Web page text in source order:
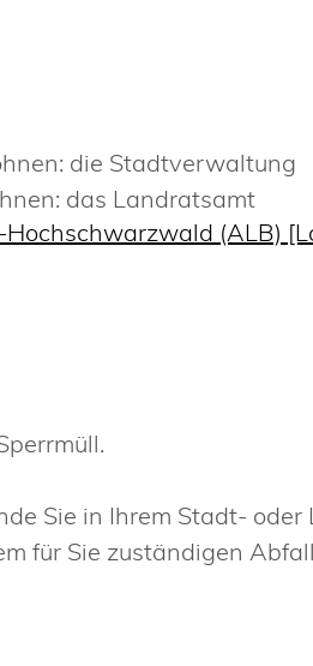
die Stadtverwaltung
das Landratsamt
(ALB)
Sie in Ihrem Stadt- oder
für Sie zuständigen